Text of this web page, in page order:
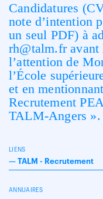
Candidatures
note d’intention
un seul PDF) à
rh@talm.fr
l’attention de
l’École
et en
Recrutement
TALM-Angers ».
LIENS
— TALM - Recrutement
ANNUAIRES